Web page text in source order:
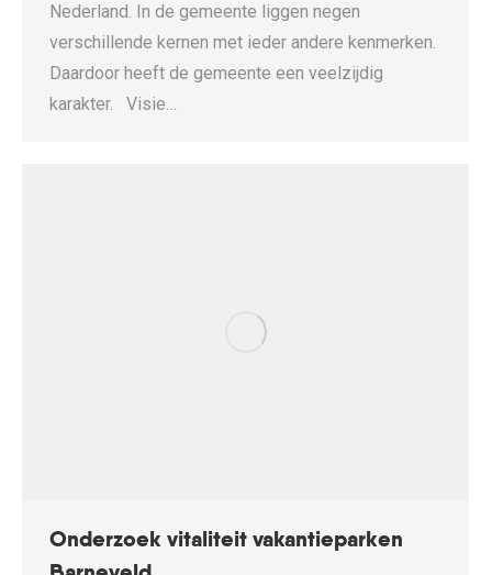
Nederland. In de gemeente liggen negen
verschillende kernen met ieder andere kenmerken.
Daardoor heeft de gemeente een veelzijdig
karakter. Visie…
Onderzoek vitaliteit vakantieparken